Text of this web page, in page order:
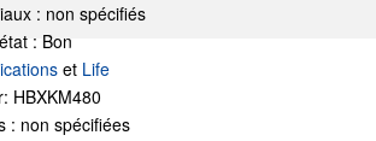
: non spécifiés
: Bon
et Life
HBXKM480
: non spécifiées